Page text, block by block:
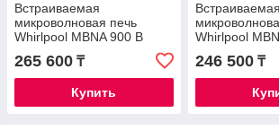
Встраиваемая
микроволновая печь
Whirlpool MBNA 900 B
265 600 ₸
Купить
Встраиваемая
Whirlpool
246 500₸